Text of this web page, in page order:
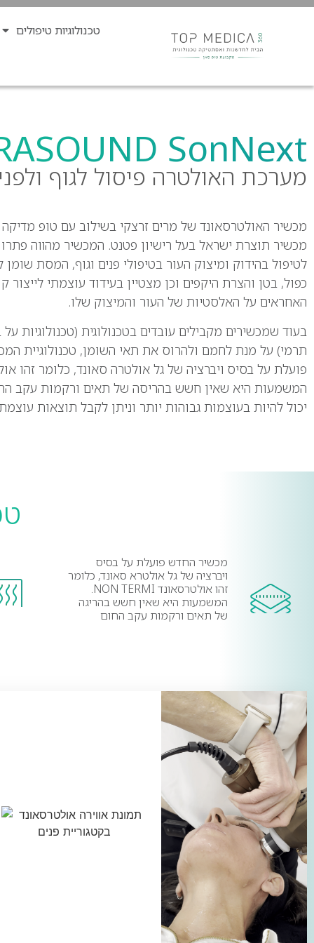
טכנולוגיות טיפולים
SonNext
מערכת האולטרה פיסול לגוף
מכשיר תוצרת ישראל בעל רישיון פטנט. המכשיר מהװה
לטיפול בהידוק ומיצוק העור בטיפולי פנים וגוף, המסת שומן
כפול, בטן והצרת היקפים וכן מצטײן בעידוד עוצמתי לײצור
האחראים על האלסטיות של העור והמיצוק שלו.
בעוד שמכשירים מקבילים עובדים בטכנולוגית (טכנולוגיות
תרמי) על מנת לחמם ולהרוס את תאי השומן, טכנולוגײת
פועלת על בסיס ױברציה של גל אולטרה סאונד, כלומר זהו
המשמעות היא שאין חשש בהריסה של תאים ורקמות עקב
יכול להיות בעוצמות גבוהות יותר וניתן לקבל תוצאות
מכשיר החדש פועלת על בסיס
ויברציה של גל אולטרא סאונד, כלומר
זהו אולטרסאונד NON TERMI.
המשמעות היא שאין חשש בהריגה
של תאים ורקמות עקב החום